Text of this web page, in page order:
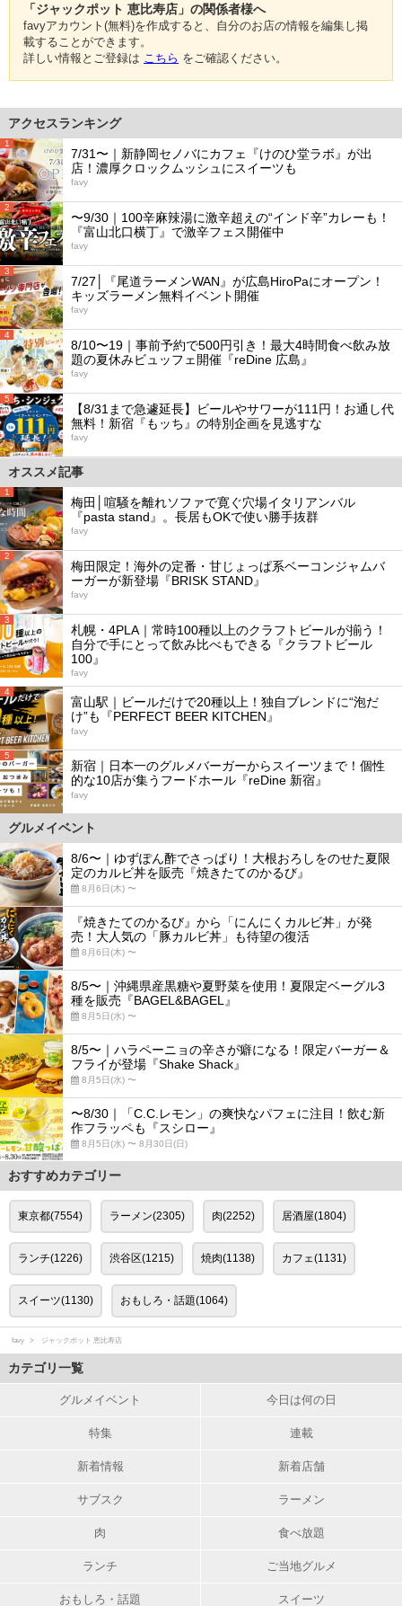
「ジャックポット 恵比寿店」の関係者様へ
favyアカウント(無料)を作成すると、自分のお店の情報を編集し掲
載することができます。
詳しい情報とご登録は こちら をご確認ください。
アクセスランキング
1
7/31〜｜新静岡セノバにカフェ『けのひ堂ラボ』が出
店！濃厚クロックムッシュにスイーツも
favy
2
〜9/30｜100辛麻辣湯に激辛超えの“インド辛”カレーも！
『富山北口横丁』で激辛フェス開催中
favy
3
7/27│『尾道ラーメンWAN』が広島HiroPaにオープン！
キッズラーメン無料イベント開催
favy
4
8/10〜19｜事前予約で500円引き！最大4時間食べ飲み放
題の夏休みビュッフェ開催『reDine 広島』
favy
5
【8/31まで急遽延長】ビールやサワーが111円！お通し代
無料！新宿『もッち』の特別企画を見逃すな
favy
オススメ記事
1
梅田│喧騒を離れソファで寛ぐ穴場イタリアンバル
『pasta stand』。長居もOKで使い勝手抜群
favy
2
梅田限定！海外の定番・甘じょっぱ系ベーコンジャムバ
ーガーが新登場『BRISK STAND』
favy
3
札幌・4PLA｜常時100種以上のクラフトビールが揃う！
自分で手にとって飲み比べもできる『クラフトビール
100』
favy
4
富山駅｜ビールだけで20種以上！独自ブレンドに“泡だ
け”も『PERFECT BEER KITCHEN』
favy
5
新宿｜日本一のグルメバーガーからスイーツまで！個性
的な10店が集うフードホール『reDine 新宿』
favy
グルメイベント
8/6〜｜ゆずぽん酢でさっぱり！大根おろしをのせた夏限
定のカルビ丼を販売『焼きたてのかるび』
8月6日(木) 〜
『焼きたてのかるび』から「にんにくカルビ丼」が発
売！大人気の「豚カルビ丼」も待望の復活
8月6日(木) 〜
8/5〜｜沖縄県産黒糖や夏野菜を使用！夏限定ベーグル3
種を販売『BAGEL&BAGEL』
8月5日(水) 〜
8/5〜｜ハラペーニョの辛さが癖になる！限定バーガー＆
フライが登場『Shake Shack』
8月5日(水) 〜
〜8/30｜「C.C.レモン」の爽快なパフェに注目！飲む新
作フラッペも『スシロー』
8月5日(水) 〜 8月30日(日)
おすすめカテゴリー
東京都(7554) ラーメン(2305) 肉(2252) 居酒屋(1804)
ランチ(1226) 渋谷区(1215) 焼肉(1138) カフェ(1131)
スイーツ(1130) おもしろ・話題(1064)
favy ジャックポット 恵比寿店
カテゴリ一覧
グルメイベント 今日は何の日
特集 連載
新着情報 新着店舗
サブスク ラーメン
肉 食べ放題
ランチ ご当地グルメ
おもしろ・話題 スイーツ